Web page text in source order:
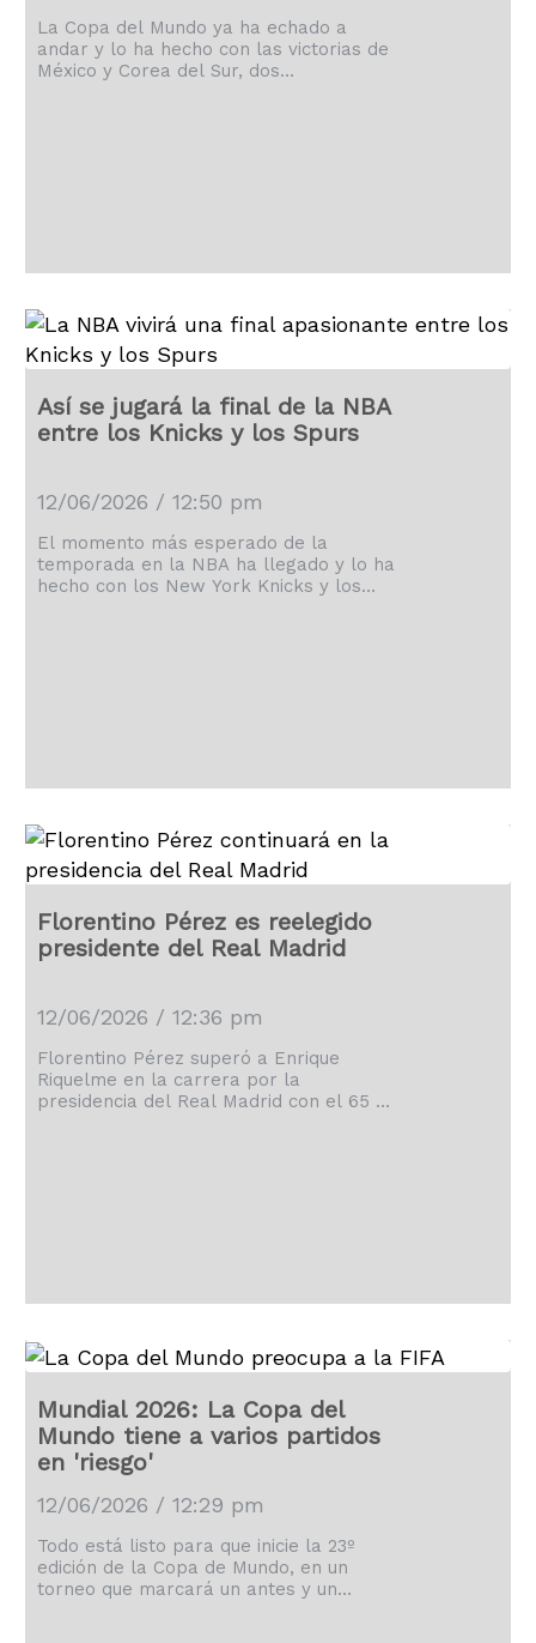
La Copa del Mundo ya ha echado a
andar y lo ha hecho con las victorias de
México y Corea del Sur, dos
Así se jugará la final de la NBA
entre los Knicks y los Spurs
12/06/2026 / 12:50 pm
El momento más esperado de la
temporada en la NBA ha llegado y lo ha
hecho con los New York Knicks y los
Florentino Pérez es reelegido
presidente del Real Madrid
12/06/2026 / 12:36 pm
Florentino Pérez superó a Enrique
Riquelme en la carrera por la
presidencia del Real Madrid con el 65 %
Mundial 2026: La Copa del
Mundo tiene a varios partidos
en 'riesgo'
12/06/2026 / 12:29 pm
Todo está listo para que inicie la 23º
edición de la Copa de Mundo, en un
torneo que marcará un antes y un